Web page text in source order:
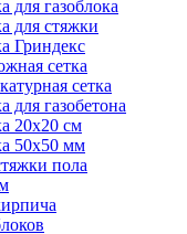
для газоблока
для стяжки
Гриндекс
сетка
сетка
для газобетона
20x20 см
50x50 мм
пола